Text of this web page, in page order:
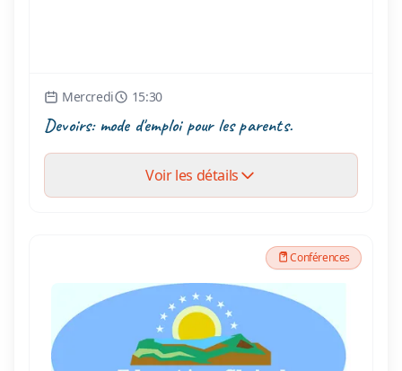
Mercredi 15:30
Devoirs: mode d'emploi pour les parents.
Voir les détails
Conférences